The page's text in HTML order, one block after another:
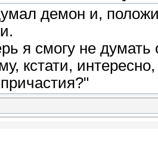
демон и,
я смогу не
кстати,